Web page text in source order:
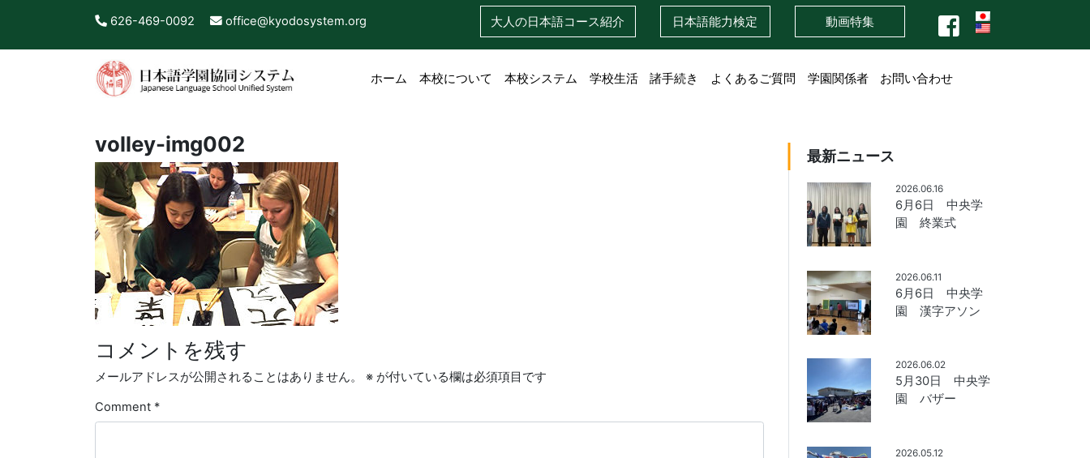
626-469-0092 office@kyodosystem.org 大人の日本語コース紹介 日本語能力検定 動画特集
ホーム 本校について 本校システム 学校生活 諸手続き よくあるご質問 学園関係者 お問い合わせ
volley-img002
コメントを残す
メールアドレスが公開されることはありません。 ※ が付いている欄は必須項目です
Comment *
最新ニュース
2026.06.16
6月6日 中央学
園 終業式
2026.06.11
6月6日 中央学
園 漢字アソン
2026.06.02
5月30日 中央学
園 バザー
2026.05.12